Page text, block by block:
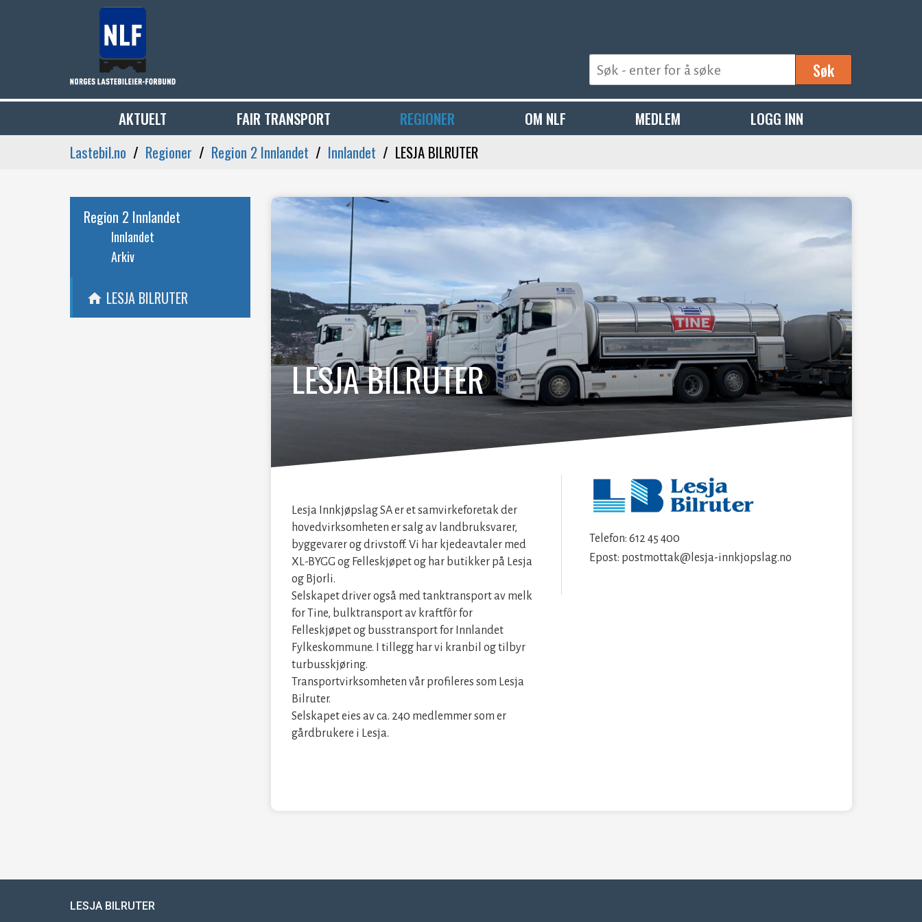
Søk
AKTUELT FAIR TRANSPORT REGIONER OM NLF MEDLEM
LOGG INN
Lastebil.no
Regioner Region 2 Innlandet Innlandet LESJA BILRUTER
Region 2 Innlandet
Innlandet
Arkiv
home LESJA BILRUTER
LESJA BILRUTER
Lesja Innkjøpslag SA er et samvirkeforetak der
hovedvirksomheten er salg av landbruksvarer,
byggevarer og drivstoff. Vi har kjedeavtaler med
XL-BYGG og Felleskjøpet og har butikker på Lesja
og Bjorli.
Selskapet driver også med tanktransport av melk
for Tine, bulktransport av kraftfôr for
Felleskjøpet og busstransport for Innlandet
Fylkeskommune. I tillegg har vi kranbil og tilbyr
turbusskjøring.
Transportvirksomheten vår profileres som Lesja
Bilruter.
Selskapet eies av ca. 240 medlemmer som er
gårdbrukere i Lesja.
Telefon: 612 45 400
Epost: postmottak@lesja-innkjopslag.no
LESJA BILRUTER